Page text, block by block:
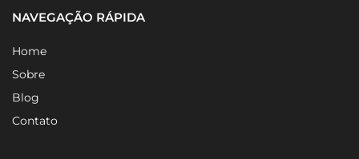
NAVEGAÇÃO RÁPIDA
Home
Sobre
Blog
Contato